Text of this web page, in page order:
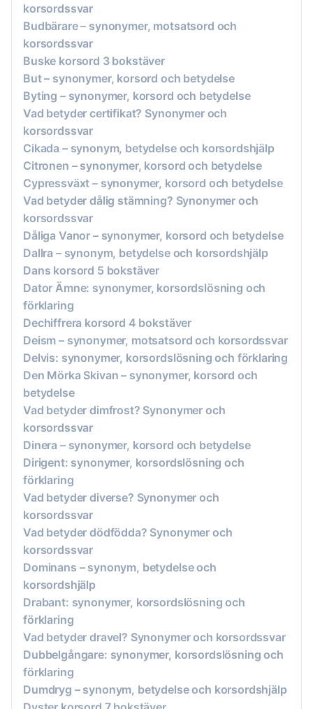
korsordssvar
Budbärare – synonymer, motsatsord och
korsordssvar
Buske korsord 3 bokstäver
But – synonymer, korsord och betydelse
Byting – synonymer, korsord och betydelse
Vad betyder certifikat? Synonymer och
korsordssvar
Cikada – synonym, betydelse och korsordshjälp
Citronen – synonymer, korsord och betydelse
Cypressväxt – synonymer, korsord och betydelse
Vad betyder dålig stämning? Synonymer och
korsordssvar
Dåliga Vanor – synonymer, korsord och betydelse
Dallra – synonym, betydelse och korsordshjälp
Dans korsord 5 bokstäver
Dator Ämne: synonymer, korsordslösning och
förklaring
Dechiffrera korsord 4 bokstäver
Deism – synonymer, motsatsord och korsordssvar
Delvis: synonymer, korsordslösning och förklaring
Den Mörka Skivan – synonymer, korsord och
betydelse
Vad betyder dimfrost? Synonymer och
korsordssvar
Dinera – synonymer, korsord och betydelse
Dirigent: synonymer, korsordslösning och
förklaring
Vad betyder diverse? Synonymer och
korsordssvar
Vad betyder dödfödda? Synonymer och
korsordssvar
Dominans – synonym, betydelse och
korsordshjälp
Drabant: synonymer, korsordslösning och
förklaring
Vad betyder dravel? Synonymer och korsordssvar
Dubbelgångare: synonymer, korsordslösning och
förklaring
Dumdryg – synonym, betydelse och korsordshjälp